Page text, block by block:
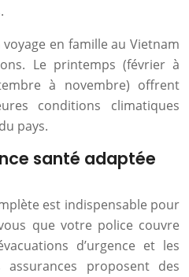
en famille au Vietnam
Le printemps (février à
à novembre) offrent
conditions climatiques
pays.
santé adaptée
est indispensable pour
que votre police couvre
d’urgence et les
assurances proposent des